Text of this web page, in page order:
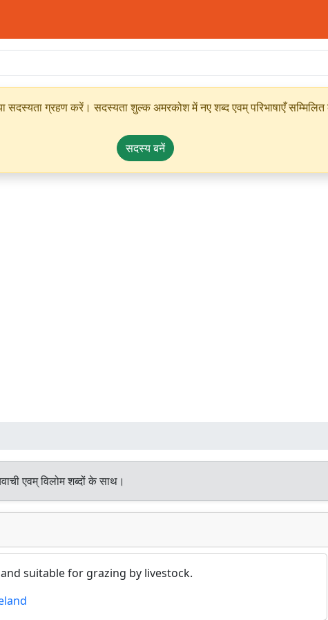
सदस्यता ग्रहण करें। सदस्यता शुल्क अमरकोश में नए शब्द एवम् परिभाषाएँ
सदस्य बनें
एवम् विलोम शब्दों के साथ।
suitable for grazing by livestock.